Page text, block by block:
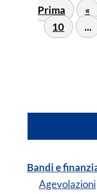
Prima
«
10
...
Bandi e
Agevolazioni